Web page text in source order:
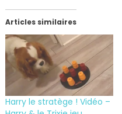
Articles similaires
Harry le stratège ! Vidéo –